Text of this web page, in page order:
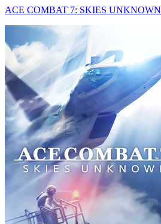
ACE COMBAT 7: SKIES UNKNOWN